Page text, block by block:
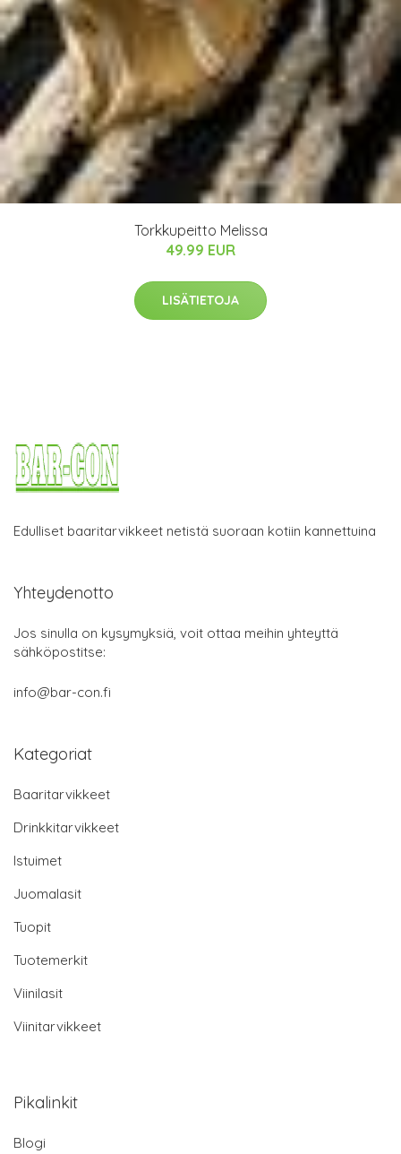
Torkkupeitto Melissa
49.99 EUR
LISÄTIETOJA
Edulliset baaritarvikkeet netistä suoraan kotiin kannettuina
Yhteydenotto
Jos sinulla on kysymyksiä, voit ottaa meihin yhteyttä
sähköpostitse:
info@bar-con.fi
Kategoriat
Baaritarvikkeet
Drinkkitarvikkeet
Istuimet
Juomalasit
Tuopit
Tuotemerkit
Viinilasit
Viinitarvikkeet
Pikalinkit
Blogi